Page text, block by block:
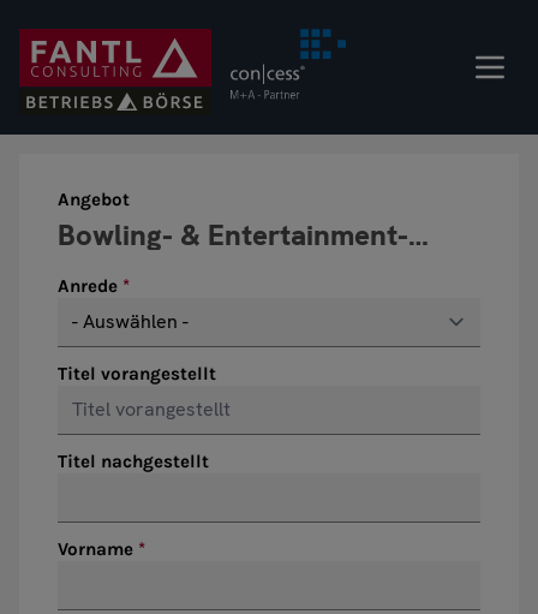
zum
Inhalt
Angebot
Anrede
Titel vorangestellt
Titel nachgestellt
Vorname